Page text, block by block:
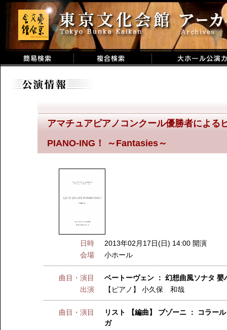
アマチュアピアノコンクール優勝者によ
PIANO-ING！ ～Fantasies～
日時
2013年02月17日(日) 14:00 開演
会場
小ホール
曲目・演目
ベートーヴェン ： 幻想曲風ソナタ 嬰
出演
【ピアノ】小久保 和哉
曲目・演目
リスト 【編曲】 ブゾーニ ： コラー
ガ